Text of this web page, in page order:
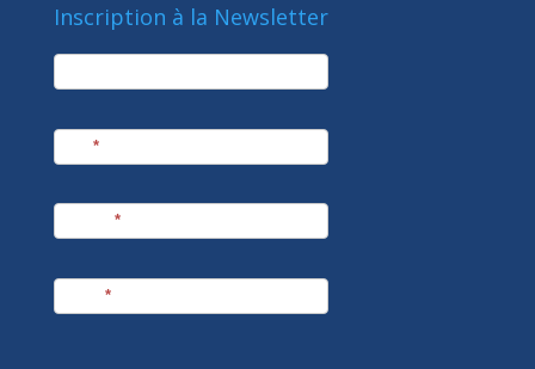
Inscription à la Newsletter
newsletter
*
*
*